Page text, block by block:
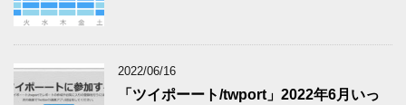
2022/06/16
「ツイポーート/twport」2022年6月いっ